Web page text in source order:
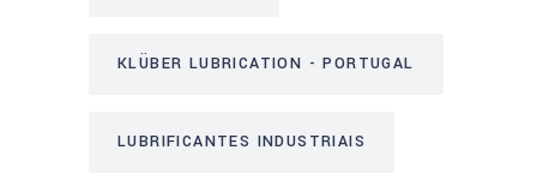
KLÜBER LUBRICATION - PORTUGAL
LUBRIFICANTES INDUSTRIAIS